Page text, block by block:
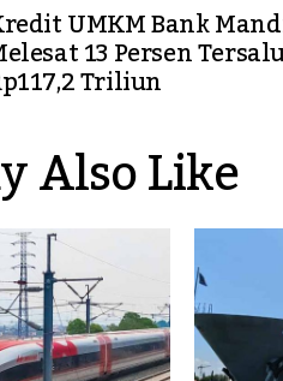
UMKM Bank
13 Persen
Triliun
Also Like